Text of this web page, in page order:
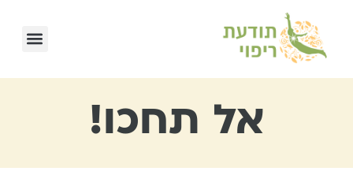
אל תחכו!